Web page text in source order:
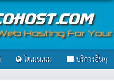
โดเมนเนม บริการอื่นๆ